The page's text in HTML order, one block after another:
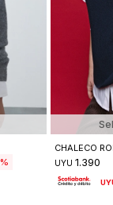
CHALECO
UYU 1.390